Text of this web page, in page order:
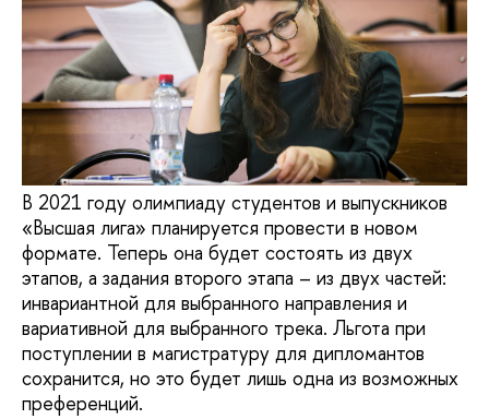
В 2021 году олимпиаду студентов и выпускников
«Высшая лига» планируется провести в новом
формате. Теперь она будет состоять из двух
этапов, а задания второго этапа – из двух частей:
инвариантной для выбранного направления и
вариативной для выбранного трека. Льгота при
поступлении в магистратуру для дипломантов
сохранится, но это будет лишь одна из возможных
преференций.